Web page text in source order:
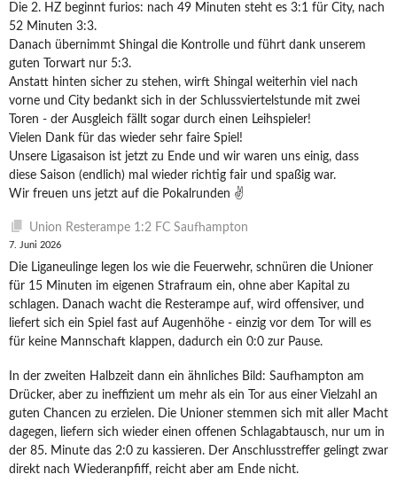
Die 2. HZ beginnt furios: nach 49 Minuten steht es 3:1 für City, nach
52 Minuten 3:3.
Danach übernimmt Shingal die Kontrolle und führt dank unserem
guten Torwart nur 5:3.
Anstatt hinten sicher zu stehen, wirft Shingal weiterhin viel nach
vorne und City bedankt sich in der Schlussviertelstunde mit zwei
Toren - der Ausgleich fällt sogar durch einen Leihspieler!
Vielen Dank für das wieder sehr faire Spiel!
Unsere Ligasaison ist jetzt zu Ende und wir waren uns einig, dass
diese Saison (endlich) mal wieder richtig fair und spaßig war.
Wir freuen uns jetzt auf die Pokalrunden ✌️
Union Resterampe 1:2 FC Saufhampton
7. Juni 2026
Die Liganeulinge legen los wie die Feuerwehr, schnüren die Unioner
für 15 Minuten im eigenen Strafraum ein, ohne aber Kapital zu
schlagen. Danach wacht die Resterampe auf, wird offensiver, und
liefert sich ein Spiel fast auf Augenhöhe - einzig vor dem Tor will es
für keine Mannschaft klappen, dadurch ein 0:0 zur Pause.
In der zweiten Halbzeit dann ein ähnliches Bild: Saufhampton am
Drücker, aber zu ineffizient um mehr als ein Tor aus einer Vielzahl an
guten Chancen zu erzielen. Die Unioner stemmen sich mit aller Macht
dagegen, liefern sich wieder einen offenen Schlagabtausch, nur um in
der 85. Minute das 2:0 zu kassieren. Der Anschlusstreffer gelingt zwar
direkt nach Wiederanpfiff, reicht aber am Ende nicht.